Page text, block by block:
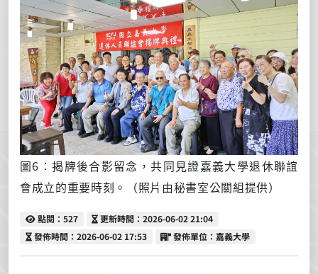
圖6：揭牌後合影留念，共同見證嘉義大學退休聯誼
會成立的重要時刻。
（照片由秘書室公關組提供）
點閱
點閱：527 更新時間
更新時間：2026-06-02 21:04
發佈時間
發佈時間：2026-06-02 17:53 發佈單位
發佈單位：嘉義大學